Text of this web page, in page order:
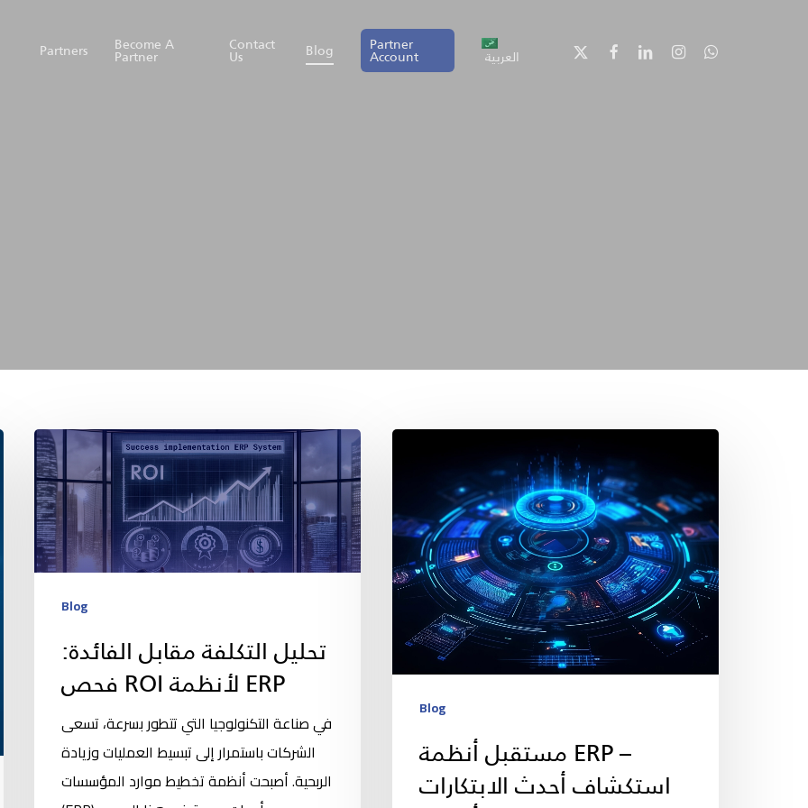
Partners Become A
Partner
Contact
Us Blog Partner
Account العربية
Blog
تحليل التكلفة مقابل الفائدة:
فحص ROI لأنظمة ERP
في صناعة التكنولوجيا التي تتطور بسرعة، تسعى
الشركات باستمرار إلى تبسيط العمليات وزيادة
الربحية. أصبحت أنظمة تخطيط موارد المؤسسات
Blog
مستقبل أنظمة ERP –
استكشاف أحدث الابتكارات